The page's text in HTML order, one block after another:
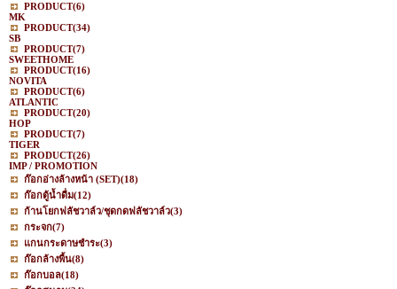
PRODUCT(6)
MK
PRODUCT(34)
SB
PRODUCT(7)
SWEETHOME
PRODUCT(16)
NOVITA
PRODUCT(6)
ATLANTIC
PRODUCT(20)
HOP
PRODUCT(7)
TIGER
PRODUCT(26)
IMP / PROMOTION
ก๊อกอ่างล้างหน้า (SET)(18)
ก๊อกตู้น้ำดื่ม(12)
ก้านโยกฟลัชวาล์ว/ชุดกดฟลัชวาล์ว(3)
กระจก(7)
แกนกระดาษชำระ(3)
ก๊อกล้างพื้น(8)
ก๊อกบอล(18)